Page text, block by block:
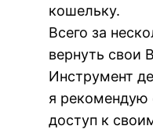
кошельку.
Всего за
вернуть свои
Инструмент
я рекомендую
доступ к